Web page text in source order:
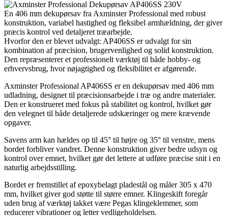
En 406 mm dekupørsav fra Axminster Professional med robust
konstruktion, variabel hastighed og fleksibel armhældning, der giver
præcis kontrol ved detaljeret træarbejde.
Hvorfor den er blevet udvalgt: AP406SS er udvalgt for sin
kombination af præcision, brugervenlighed og solid konstruktion.
Den repræsenterer et professionelt værktøj til både hobby- og
erhvervsbrug, hvor nøjagtighed og fleksibilitet er afgørende.
Axminster Professional AP406SS er en dekupørsav med 406 mm
udladning, designet til præcisionsarbejde i træ og andre materialer.
Den er konstrueret med fokus på stabilitet og kontrol, hvilket gør
den velegnet til både detaljerede udskæringer og mere krævende
opgaver.
Savens arm kan hældes op til 45° til højre og 35° til venstre, mens
bordet forbliver vandret. Denne konstruktion giver bedre udsyn og
kontrol over emnet, hvilket gør det lettere at udføre præcise snit i en
naturlig arbejdsstilling.
Bordet er fremstillet af epoxybelagt pladestål og måler 305 x 470
mm, hvilket giver god støtte til større emner. Klingeskift foregår
uden brug af værktøj takket være Pegas klingeklemmer, som
reducerer vibrationer og letter vedligeholdelsen.